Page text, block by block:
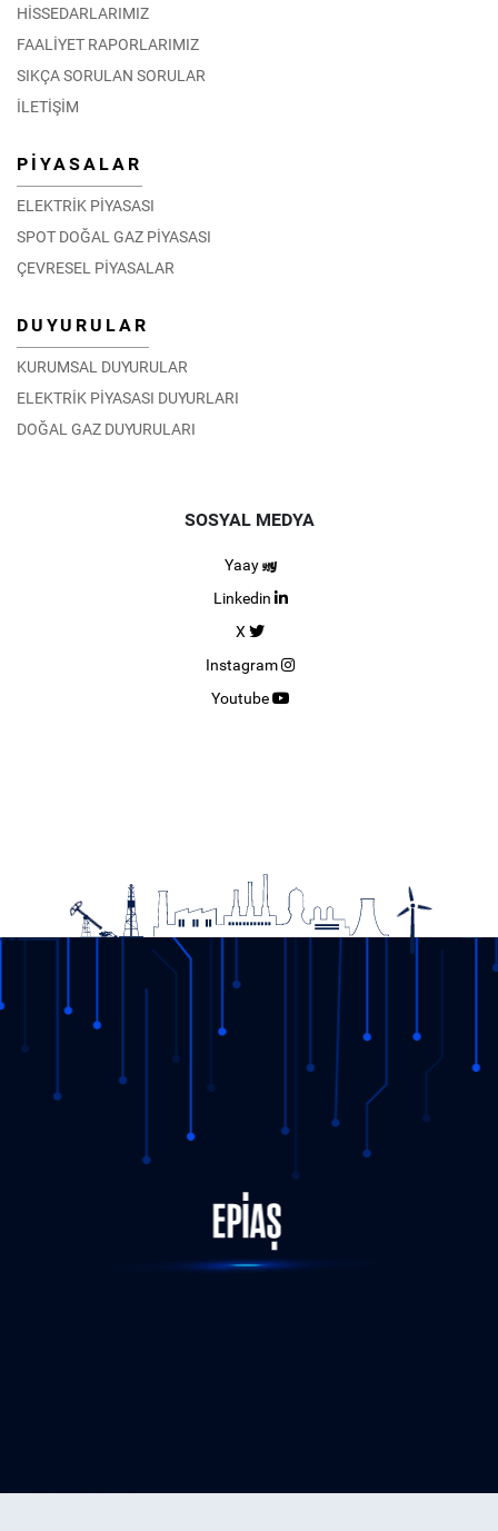
HİSSEDARLARIMIZ
FAALİYET RAPORLARIMIZ
SIKÇA SORULAN SORULAR
İLETİŞİM
PİYASALAR
ELEKTRİK PİYASASI
SPOT DOĞAL GAZ PİYASASI
ÇEVRESEL PİYASALAR
DUYURULAR
KURUMSAL DUYURULAR
ELEKTRİK PİYASASI DUYURLARI
DOĞAL GAZ DUYURULARI
SOSYAL MEDYA
Yaay
Linkedin
X
Instagram
Youtube